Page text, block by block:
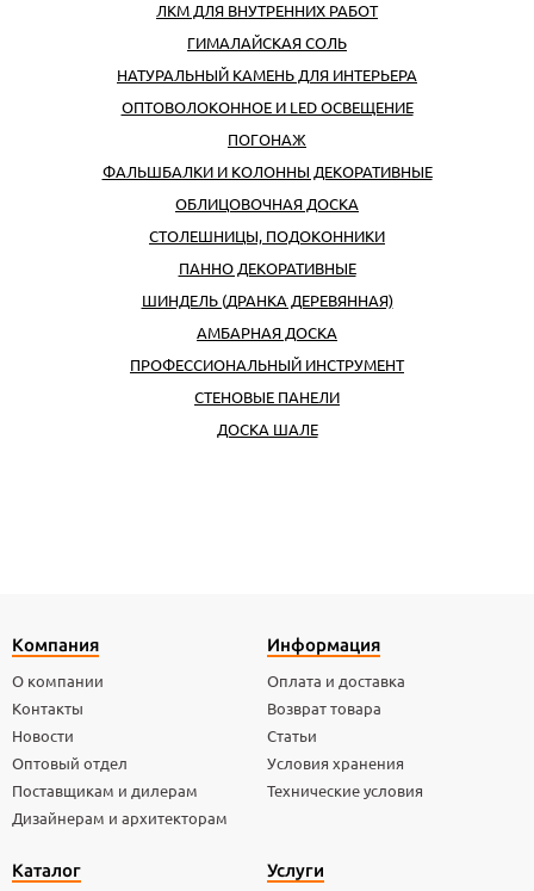
ЛКМ ДЛЯ ВНУТРЕННИХ РАБОТ
ГИМАЛАЙСКАЯ СОЛЬ
НАТУРАЛЬНЫЙ КАМЕНЬ ДЛЯ ИНТЕРЬЕРА
ОПТОВОЛОКОННОЕ И LED ОСВЕЩЕНИЕ
ПОГОНАЖ
ФАЛЬШБАЛКИ И КОЛОННЫ ДЕКОРАТИВНЫЕ
ОБЛИЦОВОЧНАЯ ДОСКА
СТОЛЕШНИЦЫ, ПОДОКОННИКИ
ПАННО ДЕКОРАТИВНЫЕ
ШИНДЕЛЬ (ДРАНКА ДЕРЕВЯННАЯ)
АМБАРНАЯ ДОСКА
ПРОФЕССИОНАЛЬНЫЙ ИНСТРУМЕНТ
CТЕНОВЫЕ ПАНЕЛИ
ДОСКА ШАЛЕ
Компания
О компании
Контакты
Новости
Оптовый отдел
Поставщикам и дилерам
Дизайнерам и архитекторам
Информация
Оплата и доставка
Возврат товара
Статьи
Условия хранения
Технические условия
Каталог Услуги